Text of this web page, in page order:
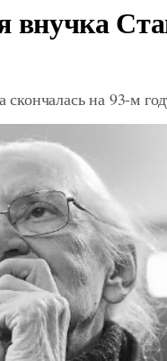
скончалась на 93-м